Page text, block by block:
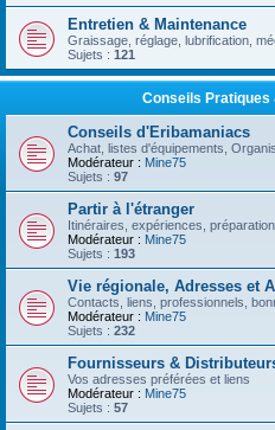
Entretien & Maintenance
Graissage, réglage, lubrification,
Sujets : 121
Conseils
Conseils d'Eribamaniacs
Achat, listes d'équipements,
Modérateur : Mine75
Sujets : 97
Partir à l'étranger
Itinéraires, expériences,
Modérateur : Mine75
Sujets : 193
Vie régionale, Adresses et
Contacts, liens, professionnels,
Modérateur : Mine75
Sujets : 232
Fournisseurs &
Vos adresses préférées et liens
Modérateur : Mine75
Sujets : 57